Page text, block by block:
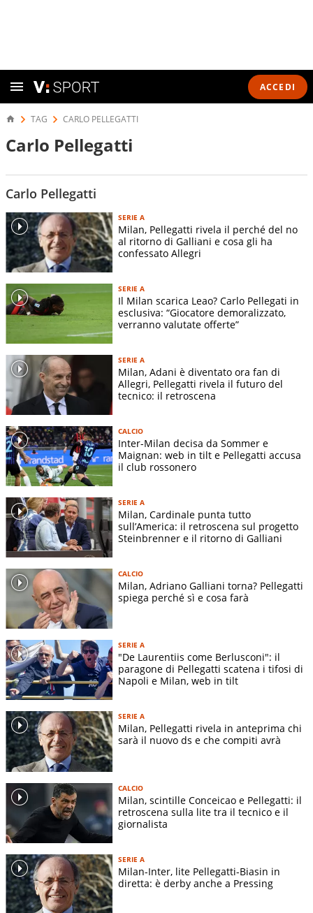
ACCEDI
TAG CARLO PELLEGATTI
Carlo Pellegatti
Carlo Pellegatti
SERIE A
Milan, Pellegatti rivela il perché del no
al ritorno di Galliani e cosa gli ha
confessato Allegri
SERIE A
Il Milan scarica Leao? Carlo Pellegati in
esclusiva: “Giocatore demoralizzato,
verranno valutate offerte”
SERIE A
Milan, Adani è diventato ora fan di
Allegri, Pellegatti rivela il futuro del
tecnico: il retroscena
CALCIO
Inter-Milan decisa da Sommer e
Maignan: web in tilt e Pellegatti accusa
il club rossonero
SERIE A
Milan, Cardinale punta tutto
sull’America: il retroscena sul progetto
Steinbrenner e il ritorno di Galliani
CALCIO
Milan, Adriano Galliani torna? Pellegatti
spiega perché sì e cosa farà
SERIE A
"De Laurentiis come Berlusconi": il
paragone di Pellegatti scatena i tifosi di
Napoli e Milan, web in tilt
SERIE A
Milan, Pellegatti rivela in anteprima chi
sarà il nuovo ds e che compiti avrà
CALCIO
Milan, scintille Conceicao e Pellegatti: il
retroscena sulla lite tra il tecnico e il
giornalista
SERIE A
Milan-Inter, lite Pellegatti-Biasin in
diretta: è derby anche a Pressing